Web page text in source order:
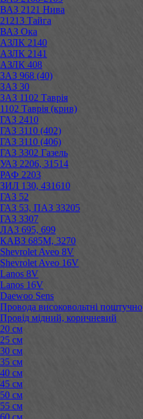
ВАЗ 2121 Нива
21213 Тайга
ВАЗ Ока
АЗЛК 2140
АЗЛК 2141
АЗЛК 408
ЗАЗ 968 (40)
ЗАЗ 30
ЗАЗ 1102 Таврія
1102 Таврія (крив)
ГАЗ 2410
ГАЗ 3110 (402)
ГАЗ 3110 (406)
ГАЗ 3302 Газель
УАЗ 2206, 31514
РАФ 2203
ЗИЛ 130, 431610
ГАЗ 52
ГАЗ 53, ПАЗ 33205
ГАЗ 3307
ЛАЗ 695, 699
КАВЗ 685М, 3270
Shevrolet Aveo 8V
Shevrolet Aveo 16V
Lanos 8V
Lanos 16V
Daewoo Sens
Провода високовольтні поштучно
Провід мідний, коричневий
20 см
25 см
30 см
35 см
40 см
45 см
50 см
55 см
60 см